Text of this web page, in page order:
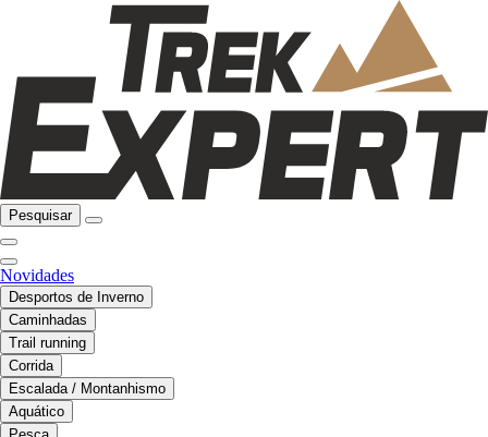
Pesquisar
Novidades
Desportos de Inverno
Caminhadas
Trail running
Corrida
Escalada / Montanhismo
Aquático